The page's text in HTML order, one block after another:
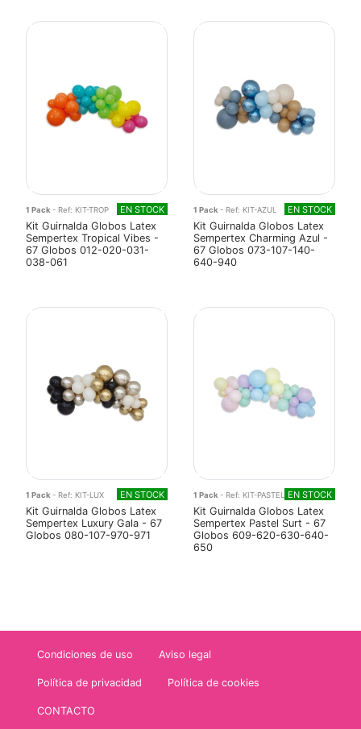
1 Pack - Ref: KIT-TROP EN STOCK
Kit Guirnalda Globos Latex
Sempertex Tropical Vibes -
67 Globos 012-020-031-
038-061
1 Pack - Ref: KIT-AZUL EN STOCK
Kit Guirnalda Globos Latex
Sempertex Charming Azul -
67 Globos 073-107-140-
640-940
1 Pack- Ref: KIT-LUX EN STOCK
Kit Guirnalda Globos Latex
Sempertex Luxury Gala - 67
Globos 080-107-970-971
1 Pack- Ref: KIT-PASTEL EN STOCK
Kit Guirnalda Globos Latex
Sempertex Pastel Surt - 67
Globos 609-620-630-640-
650
Condiciones de uso Aviso legal
Política de privacidad Política de cookies
CONTACTO